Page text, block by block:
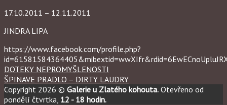
17.10.2011 – 12.11.2011
JINDRA LIPA
https://www.facebook.com/profile.php?
DOTEKY NEPROMYŠLENOSTI
ŠPINAVE PRADLO – DIRTY LAUDRY
Copyright 2026 © Galerie u Zlatého kohouta. Otevřeno od
pondělí čtvrtka, 12 - 18 hodin.